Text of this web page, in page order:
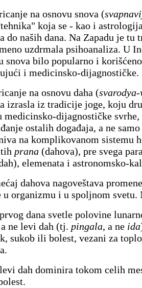
na osnovu snova (
koja se - kao i
do naših dana. Na Zapadu je
uzdrmala psihoanaliza. U
snova bilo popularno i
i medicinsko-dijagnostičke.
na osnovu daha (
izrasla iz tradicije joge, koju
medicinsko-dijagnostičke
ostalih događaja, a ne
na komplikovanom sistemu
prana (dahova), pre svega
elemenata i astronomsko-
dahova nagoveštava
u organizmu i u spoljnom svetu.
dana svetle polovine
ne levi dah (tj. pingala, a ne ida
sukob ili bolest, vezani za
dah dominira tokom celih